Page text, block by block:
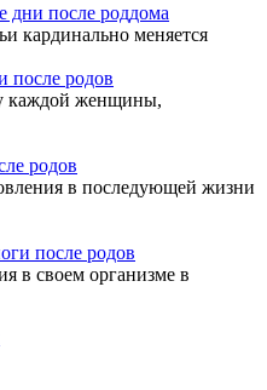
дни после роддома
кардинально меняется
после родов
каждой женщины,
родов
в последующей жизни
после родов
в своем организме в